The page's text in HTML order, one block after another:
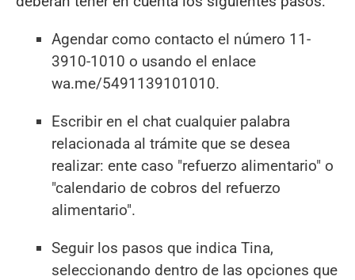
Agendar como contacto el número 11-
3910-1010 o usando el enlace
wa.me/5491139101010.
Escribir en el chat cualquier palabra
relacionada al trámite que se desea
realizar: ente caso "refuerzo alimentario" o
"calendario de cobros del refuerzo
alimentario".
Seguir los pasos que indica Tina,
seleccionando dentro de las opciones que